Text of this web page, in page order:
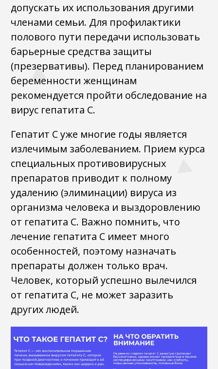
допускать их использования другими
членами семьи. Для профилактики
полового пути передачи использовать
барьерные средства защиты
(презервативы). Перед планированием
беременности женщинам
рекомендуется пройти обследование на
вирус гепатита С.
Гепатит С уже многие годы является
излечимым заболеванием. Прием курса
специальных противовирусных
препаратов приводит к полному
удалению (элиминации) вируса из
организма человека и выздоровлению
от гепатита С. Важно помнить, что
лечение гепатита С имеет много
особенностей, поэтому назначать
препараты должен только врач.
Человек, который успешно вылечился
от гепатита С, не может заразить
других людей.